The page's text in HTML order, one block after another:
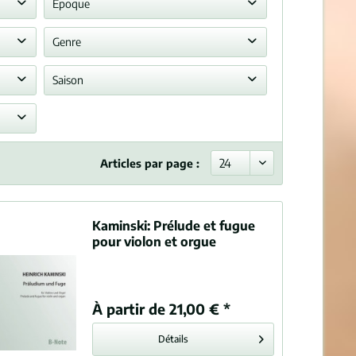
Epoque
Période classique
Romantisme
Barock
Genre
Sonate
Préludes, variations ou partitas sur des chorales
Morceau
Symphonie
Suites, partitas
Lied
Édition nouvelle (c) B-Note Musikverlag
Saison
Articles par page :
Kaminski: Prélude et fugue
pour violon et orgue
À partir de 21,00 € *
Détails